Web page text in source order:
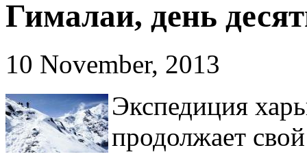
Гималаи, день
10 November, 2013
Экспедиция
продолжает